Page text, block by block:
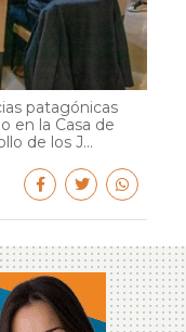
patagónicas
en la Casa de
de los J...